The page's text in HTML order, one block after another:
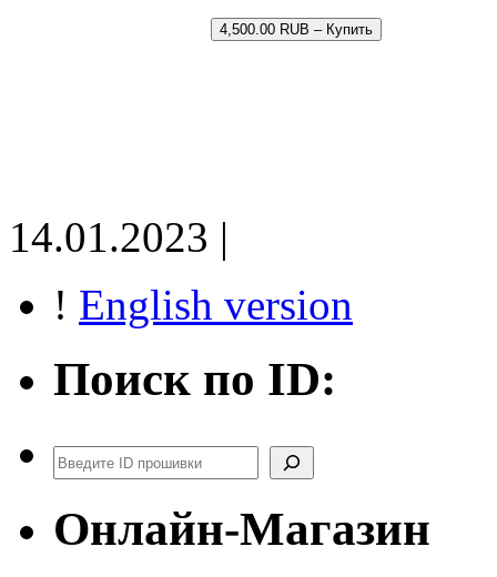
4,500.00 RUB – Купить
14.01.2023 |
! English version
Поиск по ID:
Поиск
Онлайн-Магазин